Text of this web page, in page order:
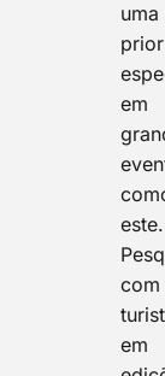
uma
em
este.
com
em